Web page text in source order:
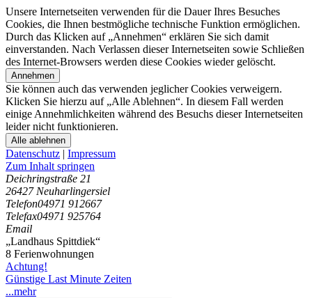
Unsere Internetseiten verwenden für die Dauer Ihres Besuches
Cookies, die Ihnen bestmögliche technische Funktion ermöglichen.
Durch das Klicken auf „Annehmen“ erklären Sie sich damit
einverstanden. Nach Verlassen dieser Internetseiten sowie Schließen
des Internet-Browsers werden diese Cookies wieder gelöscht.
Annehmen
Sie können auch das verwenden jeglicher Cookies verweigern.
Klicken Sie hierzu auf „Alle Ablehnen“. In diesem Fall werden
einige Annehmlichkeiten während des Besuchs dieser Internetseiten
leider nicht funktionieren.
Alle ablehnen
Datenschutz | Impressum
Zum Inhalt springen
Deichringstraße 21
26427 Neuharlingersiel
Telefon04971 912667
Telefax04971 925764
Email
„Landhaus Spittdiek“
8 Ferienwohnungen
Achtung!
Günstige Last Minute Zeiten
...mehr